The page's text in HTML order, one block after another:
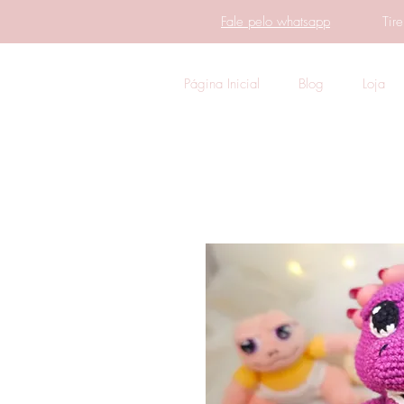
Fale pelo whatsapp
Página Inicial Blog Loja